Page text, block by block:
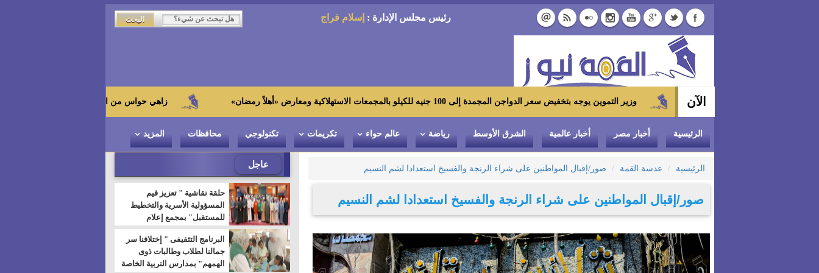
رئيس مجلس الإدارة : إسلام فراج
الآن زاهي حواس من الجامعة اليابانية : "توت عنخ آمون" هو وزير التموين يوجه بتخفيض سعر الدواجن المجمدة إلى 100 جنيه للكيلو بالمجمعات الاستهلاكية ومعارض «أهلاً رمضان»
الرئيسية أخبار مصر أخبار عالمية الشرق الأوسط رياضة عالم حواء تكريمات تكنولوجي محافظات المزيد
الرئيسية عدسة القمة صور/إقبال المواطنين على شراء الرنجة والفسيخ استعدادا لشم النسيم
صور/إقبال المواطنين على شراء الرنجة والفسيخ استعدادا لشم النسيم
عاجل
حلقة نقاشية " تعزيز قيم
المسؤولية الأسرية والتخطيط
للمستقبل" بمجمع إعلام
السويس
البرنامج التثقيفى " إختلافنا سر
جمالنا لطلاب وطالبات ذوى
الهمهم" بمدارس التربية الخاصة